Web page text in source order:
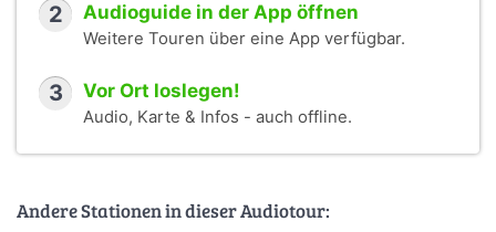
2 Audioguide in der App öffnen
Weitere Touren über eine App verfügbar.
3 Vor Ort loslegen!
Audio, Karte & Infos - auch offline.
Andere Stationen in dieser Audiotour: